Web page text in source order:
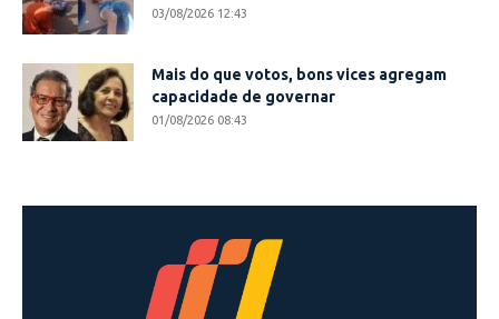
03/08/2026 12:43
Mais do que votos, bons vices agregam
capacidade de governar
01/08/2026 08:43